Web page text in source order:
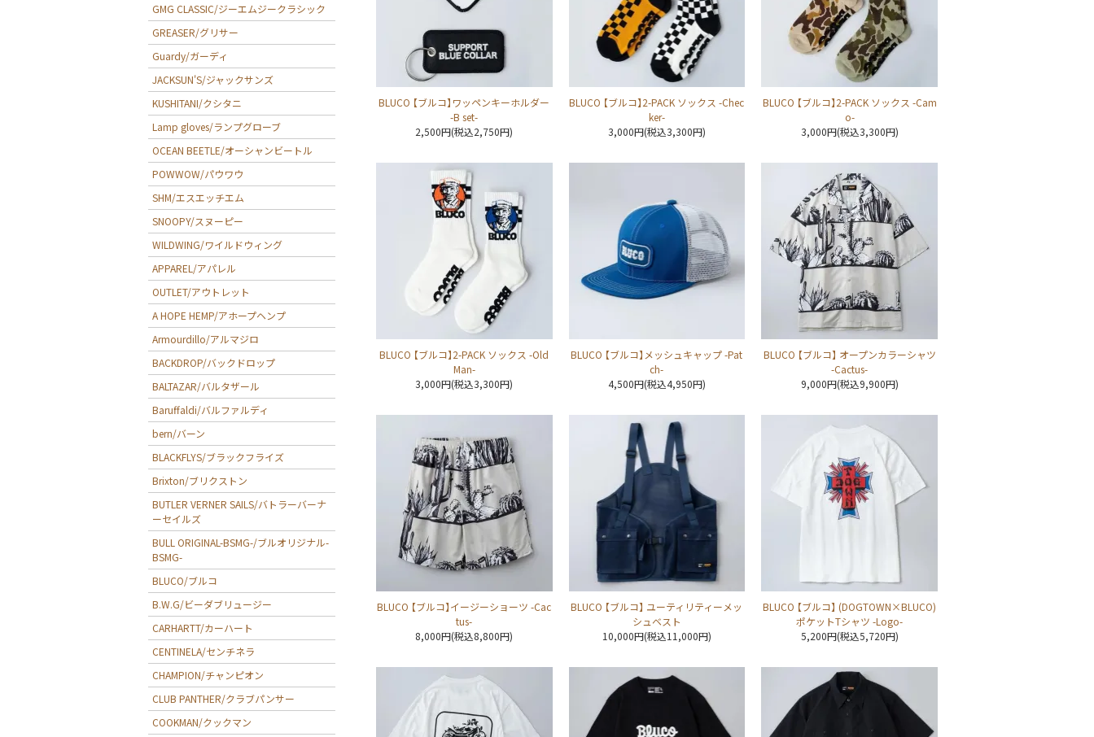
BLUCO 【ブルコ】ワッペンキーホルダー
-B set-
2,500円(税込2,750円)
BLUCO 【ブルコ】2-PACK ソックス -Chec
ker-
3,000円(税込3,300円)
BLUCO 【ブルコ】2-PACK ソックス -Cam
o-
3,000円(税込3,300円)
BLUCO 【ブルコ】2-PACK ソックス -Old
Man-
3,000円(税込3,300円)
BLUCO 【ブルコ】メッシュキャップ -Pat
ch-
4,500円(税込4,950円)
BLUCO 【ブルコ】 オープンカラーシャツ
-Cactus-
9,000円(税込9,900円)
BLUCO 【ブルコ】イージーショーツ -Cac
tus-
8,000円(税込8,800円)
BLUCO 【ブルコ】 ユーティリティーメッ
シュベスト
10,000円(税込11,000円)
BLUCO 【ブルコ】 (DOGTOWN×BLUCO)
ポケットTシャツ -Logo-
5,200円(税込5,720円)
GMG CLASSIC/ジーエムジークラシック
GREASER/グリサー
Guardy/ガーディ
JACKSUN'S/ジャックサンズ
KUSHITANI/クシタニ
Lamp gloves/ランプグローブ
OCEAN BEETLE/オーシャンビートル
POWWOW/パウワウ
SHM/エスエッチエム
SNOOPY/スヌーピー
WILDWING/ワイルドウィング
APPAREL/アパレル
OUTLET/アウトレット
A HOPE HEMP/アホープヘンプ
Armourdillo/アルマジロ
BACKDROP/バックドロップ
BALTAZAR/バルタザール
Baruffaldi/バルファルディ
bern/バーン
BLACKFLYS/ブラックフライズ
Brixton/ブリクストン
BUTLER VERNER SAILS/バトラーバーナ
ーセイルズ
BULL ORIGINAL-BSMG-/ブルオリジナル-
BSMG-
BLUCO/ブルコ
B.W.G/ビーダブリュージー
CARHARTT/カーハート
CENTINELA/センチネラ
CHAMPION/チャンピオン
CLUB PANTHER/クラブパンサー
COOKMAN/クックマン